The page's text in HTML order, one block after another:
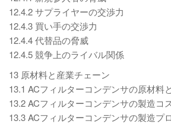
12.4.2 サプライヤーの交渉力
12.4.3 買い手の交渉力
12.4.4 代替品の脅威
12.4.5 競争上のライバル関係
13 原材料と産業チェーン
13.1 ACフィルターコンデンサの原材料
13.2 ACフィルターコンデンサの製造コ
13.3 ACフィルターコンデンサの製造プ